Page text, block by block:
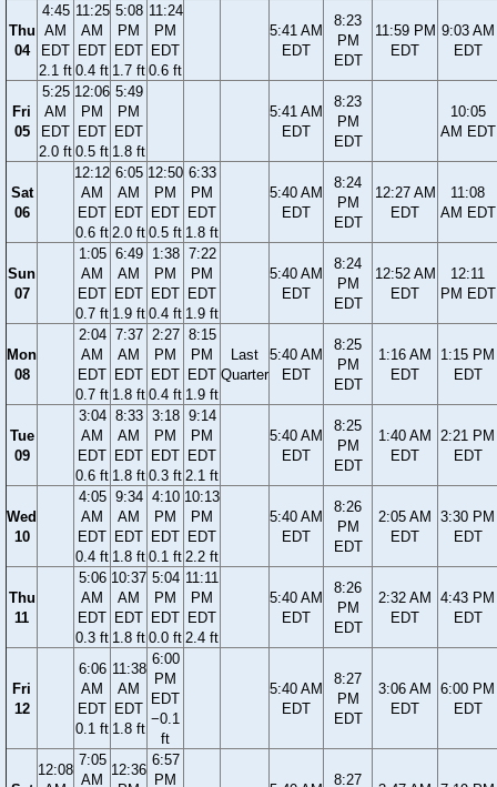
Thu
04
4:45
AM
EDT
2.1 ft
11:25
AM
EDT
0.4 ft
5:08
PM
EDT
1.7 ft
11:24
PM
EDT
0.6 ft
5:41 AM
EDT
8:23
PM
EDT
11:59 PM
EDT
9:03 AM
EDT
Fri
05
5:25
AM
EDT
2.0 ft
12:06
PM
EDT
0.5 ft
5:49
PM
EDT
1.8 ft
5:41 AM
EDT
8:23
PM
EDT
10:05
AM EDT
Sat
06
12:12
AM
EDT
0.6 ft
6:05
AM
EDT
2.0 ft
12:50
PM
EDT
0.5 ft
6:33
PM
EDT
1.8 ft
5:40 AM
EDT
8:24
PM
EDT
12:27 AM
EDT
11:08
AM EDT
Sun
07
1:05
AM
EDT
0.7 ft
6:49
AM
EDT
1.9 ft
1:38
PM
EDT
0.4 ft
7:22
PM
EDT
1.9 ft
5:40 AM
EDT
8:24
PM
EDT
12:52 AM
EDT
12:11
PM EDT
Mon
08
2:04
AM
EDT
0.7 ft
7:37
AM
EDT
1.8 ft
2:27
PM
EDT
0.4 ft
8:15
PM
EDT
1.9 ft
Last
Quarter
5:40 AM
EDT
8:25
PM
EDT
1:16 AM
EDT
1:15 PM
EDT
Tue
09
3:04
AM
EDT
0.6 ft
8:33
AM
EDT
1.8 ft
3:18
PM
EDT
0.3 ft
9:14
PM
EDT
2.1 ft
5:40 AM
EDT
8:25
PM
EDT
1:40 AM
EDT
2:21 PM
EDT
Wed
10
4:05
AM
EDT
0.4 ft
9:34
AM
EDT
1.8 ft
4:10
PM
EDT
0.1 ft
10:13
PM
EDT
2.2 ft
5:40 AM
EDT
8:26
PM
EDT
2:05 AM
EDT
3:30 PM
EDT
Thu
11
5:06
AM
EDT
0.3 ft
10:37
AM
EDT
1.8 ft
5:04
PM
EDT
0.0 ft
11:11
PM
EDT
2.4 ft
5:40 AM
EDT
8:26
PM
EDT
2:32 AM
EDT
4:43 PM
EDT
Fri
12
6:06
AM
EDT
0.1 ft
11:38
AM
EDT
1.8 ft
6:00
PM
EDT
−0.1
ft
5:40 AM
EDT
8:27
PM
EDT
3:06 AM
EDT
6:00 PM
EDT
12:08
7:05
AM
12:36
6:57
PM
8:27